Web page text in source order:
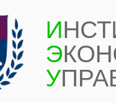
И
Э
У